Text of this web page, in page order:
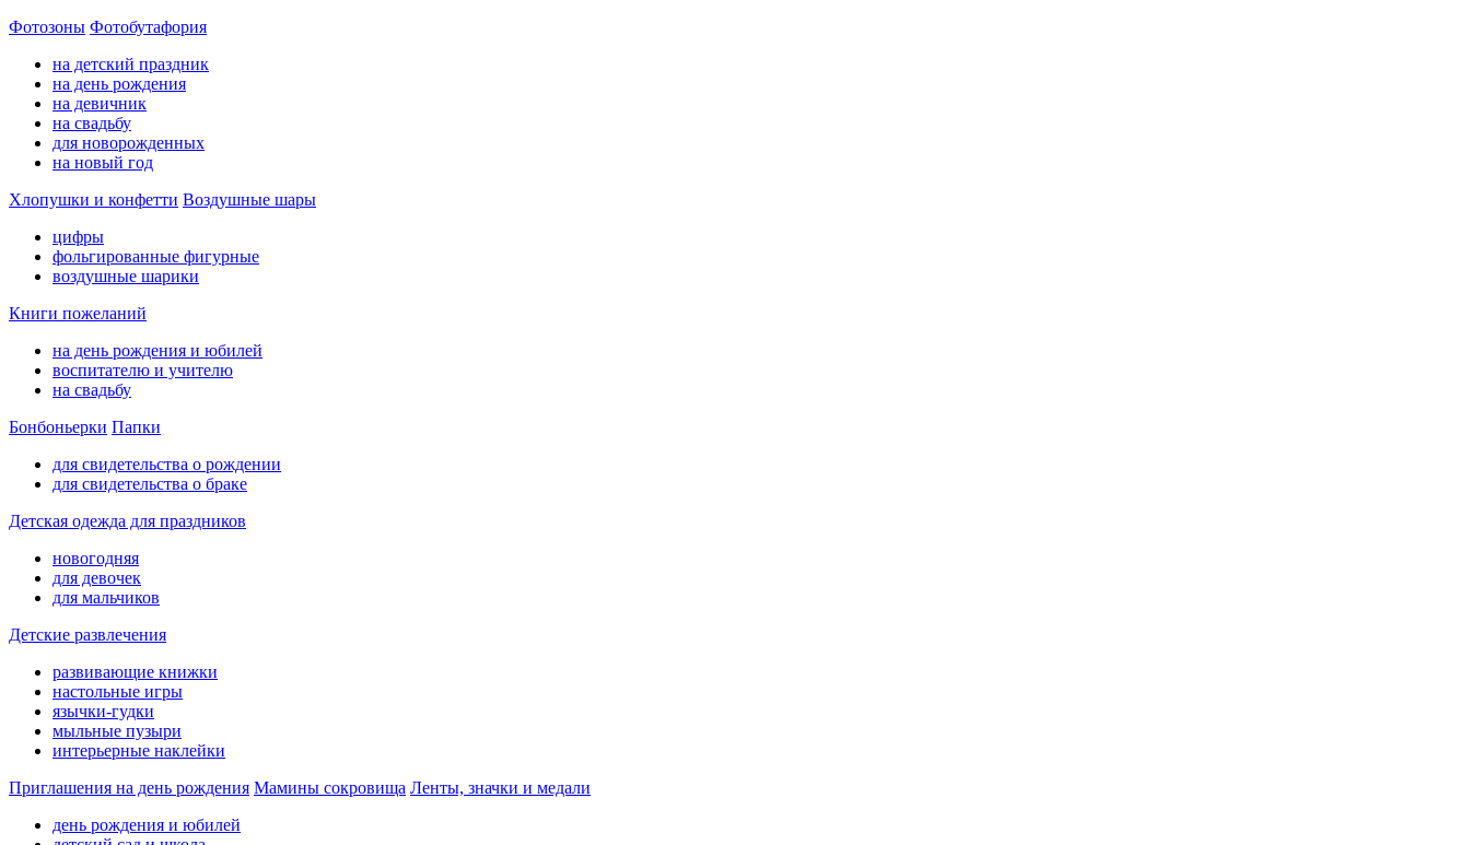
Фотозоны Фотобутафория
на детский праздник
на день рождения
на девичник
на свадьбу
для новорожденных
на новый год
Хлопушки и конфетти Воздушные шары
цифры
фольгированные фигурные
воздушные шарики
Книги пожеланий
на день рождения и юбилей
воспитателю и учителю
на свадьбу
Бонбоньерки Папки
для свидетельства о рождении
для свидетельства о браке
Детская одежда для праздников
новогодняя
для девочек
для мальчиков
Детские развлечения
развивающие книжки
настольные игры
язычки-гудки
мыльные пузыри
интерьерные наклейки
Приглашения на день рождения Мамины сокровища Ленты, значки и медали
день рождения и юбилей